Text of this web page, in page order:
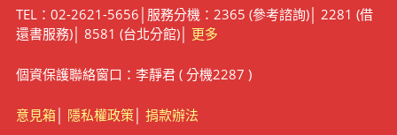
TEL：02-2621-5656│服務分機：2365 (參考諮詢)│ 2281 (借
還書服務)│ 8581 (台北分館)│ 更多
個資保護聯絡窗口：李靜君 ( 分機2287 )
意見箱│ 隱私權政策│ 捐款辦法